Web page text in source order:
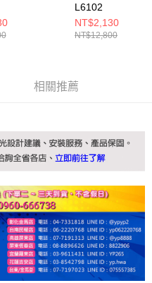
L6102
NT$2,130
NT$12,800
相關推薦